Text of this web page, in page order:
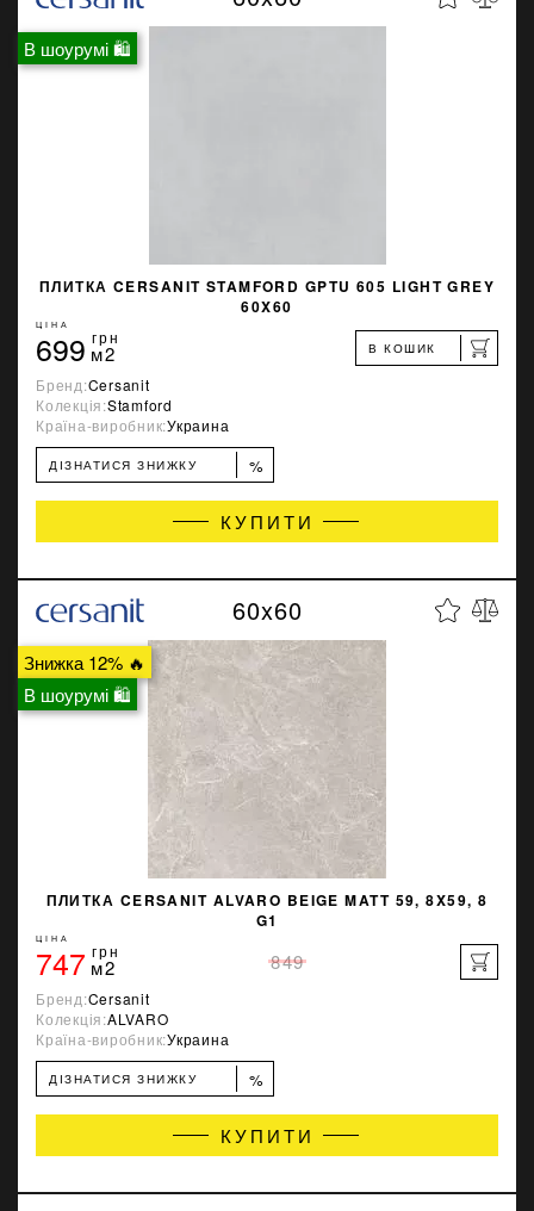
В шоурумі 🛍
ПЛИТКА CERSANIT STAMFORD GPTU 605 LIGHT GREY
60X60
ЦІНА
699 грн
м2 В КОШИК
Бренд:Cersanit
Колекція:Stamford
Країна-виробник:Украина
ДІЗНАТИСЯ ЗНИЖКУ %
КУПИТИ
Знижка 12% 🔥
В шоурумі 🛍
60x60
ПЛИТКА CERSANIT ALVARO BEIGE MATT 59, 8X59, 8
G1
ЦІНА
747 грн
м2 849
Бренд:Cersanit
Колекція:ALVARO
Країна-виробник:Украина
ДІЗНАТИСЯ ЗНИЖКУ %
КУПИТИ